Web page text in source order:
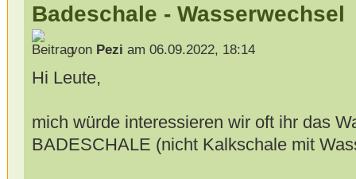
Badeschale - Wasserwechsel
von Pezi am 06.09.2022, 18:14
Hi Leute,
mich würde interessieren wir oft ihr das
BADESCHALE (nicht Kalkschale mit